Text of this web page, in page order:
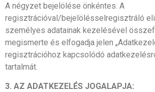
A négyzet bejelölése önkéntes. A
regisztrációval/bejelölésselregisztráló
személyes adatainak kezelésével
megismerte és elfogadja jelen
regisztrációhoz kapcsolódó
tartalmát.
3. AZ ADATKEZELÉS JOGALAPJA: